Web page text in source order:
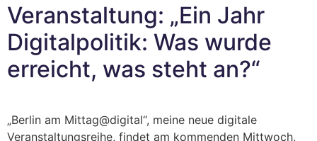
Veranstaltung: „Ein Jahr
Digitalpolitik: Was wurde
erreicht, was steht an?“
„Berlin am Mittag@digital“, meine neue digitale
Veranstaltungsreihe, findet am kommenden Mittwoch,